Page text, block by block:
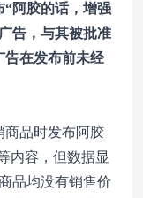
“阿胶的话，增强
告，与其被批准
告在发布前未经
商品时发布阿胶
内容，但数据显
品均没有销售价